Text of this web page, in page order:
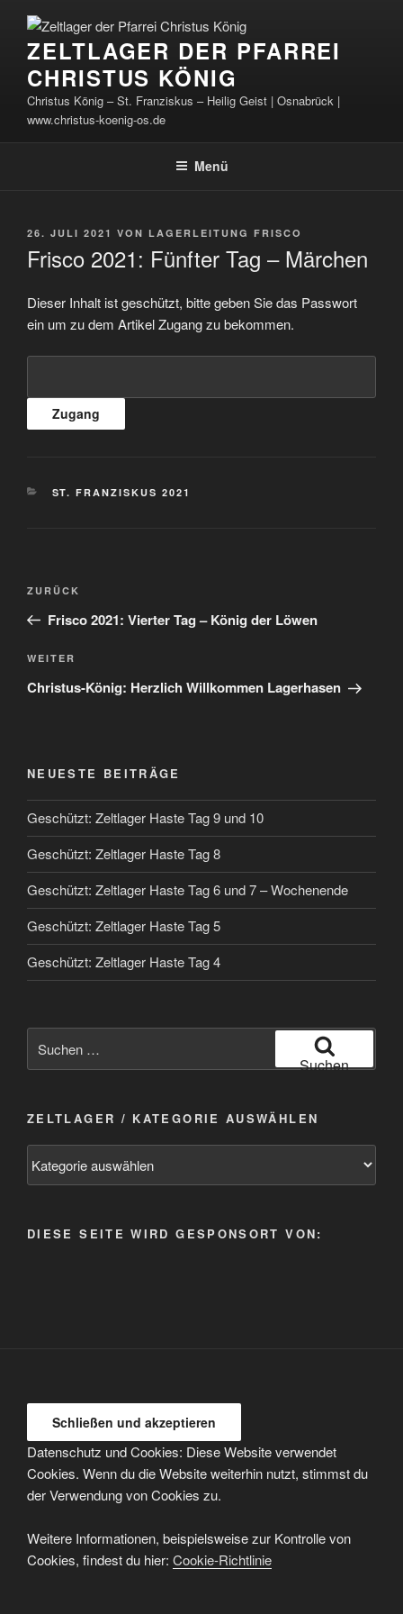
Inhalt
springenZELTLAGER DER PFARREI
CHRISTUS KÖNIG
Christus König – St. Franziskus – Heilig Geist | Osnabrück |
www.christus-koenig-os.de
Menü
VERÖFFENTLICHT
26. JULI 2021 VON LAGERLEITUNG FRISCO
Frisco 2021: Fünfter Tag – Märchen
Dieser Inhalt ist geschützt, bitte geben Sie das Passwort
ein um zu dem Artikel Zugang zu bekommen.
KATEGORIEN
ST. FRANZISKUS 2021
Beitragsnavigation
Vorheriger
Beitrag
ZURÜCK
Frisco 2021: Vierter Tag – König der Löwen
Nächster
Beitrag
WEITER
Christus-König: Herzlich Willkommen Lagerhasen
NEUESTE BEITRÄGE
Geschützt: Zeltlager Haste Tag 9 und 10
Geschützt: Zeltlager Haste Tag 8
Geschützt: Zeltlager Haste Tag 6 und 7 – Wochenende
Geschützt: Zeltlager Haste Tag 5
Geschützt: Zeltlager Haste Tag 4
nach:
Suchen
ZELTLAGER / KATEGORIE AUSWÄHLEN
DIESE SEITE WIRD GESPONSORT VON:
Datenschutz und Cookies: Diese Website verwendet
Cookies. Wenn du die Website weiterhin nutzt, stimmst du
der Verwendung von Cookies zu.
Weitere Informationen, beispielsweise zur Kontrolle von
Cookies, findest du hier: Cookie-Richtlinie